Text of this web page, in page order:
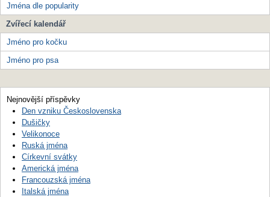
Jména dle popularity
Zvířecí kalendář
Jméno pro kočku
Jméno pro psa
Nejnovější příspěvky
Den vzniku Československa
Dušičky
Velikonoce
Ruská jména
Církevní svátky
Americká jména
Francouzská jména
Italská jména